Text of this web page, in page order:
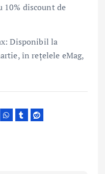
10% discount de
Disponibil la
în rețelele eMag,